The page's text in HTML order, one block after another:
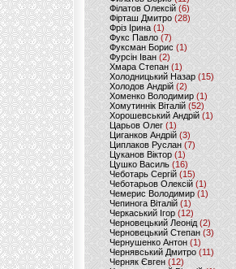
Філатов Олексій (6)
Фірташ Дмитро (28)
Фріз Ірина (1)
Фукс Павло (7)
Фуксман Борис (1)
Фурсін Іван (2)
Хмара Степан(1)
Холодницький Назар(15)
Холодов Андрій (2)
Хоменко Володимир (1)
Хомутиннік Віталій (52)
Хорошевський Андрій (1)
Царьов Олег (1)
Циганков Андрій (3)
Циплаков Руслан(7)
Цуканов Віктор (1)
Цушко Василь (16)
Чеботарь Сергій (15)
Чеботарьов Олексій (1)
Чемерис Володимир (1)
Чепинога Віталій (1)
Черкаський Ігор (12)
Черновецький Леонід(2)
Черновецький Степан (3)
Чернушенко Антон (1)
Чернявський Дмитро(11)
Черняк Євген(12)